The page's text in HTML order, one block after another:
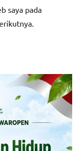
saya pada